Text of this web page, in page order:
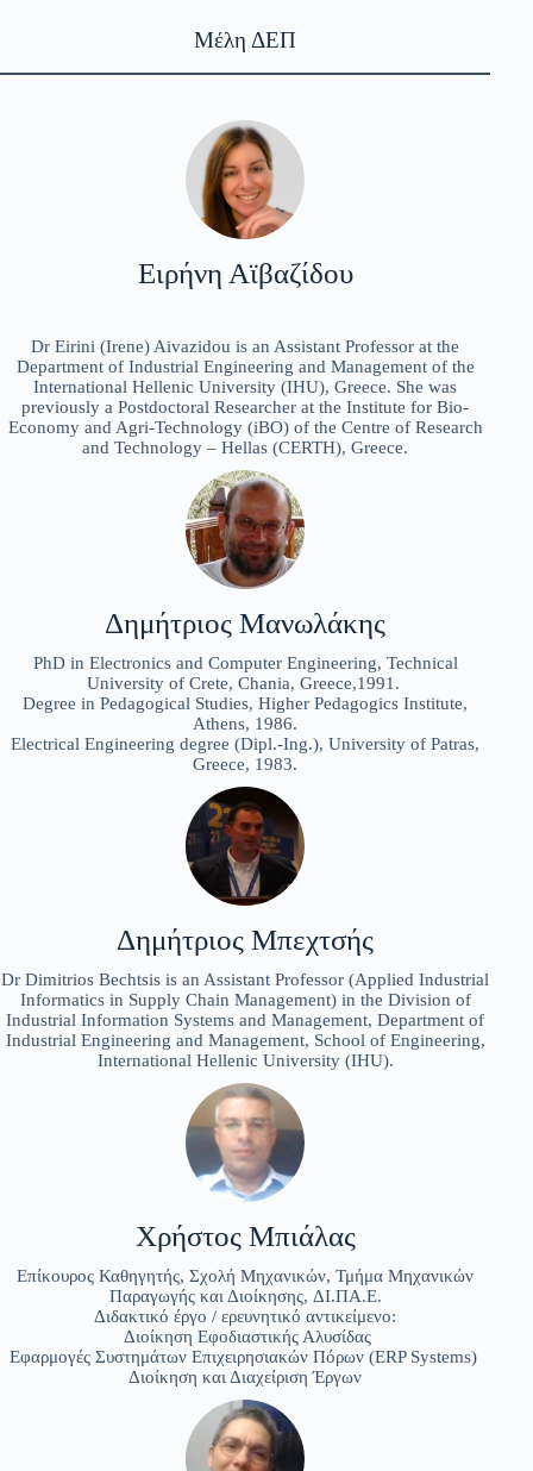
Μέλη ΔΕΠ
Ειρήνη Αϊβαζίδου
Dr Eirini (Irene) Aivazidou is an Assistant Professor at the
Department of Industrial Engineering and Management of the
International Hellenic University (IHU), Greece. She was
previously a Postdoctoral Researcher at the Institute for Bio-
Economy and Agri-Technology (iBO) of the Centre of Research
and Technology – Hellas (CERTH), Greece.
Δημήτριος Μανωλάκης
PhD in Electronics and Computer Engineering, Technical
University of Crete, Chania, Greece,1991.
Degree in Pedagogical Studies, Higher Pedagogics Institute,
Athens, 1986.
Electrical Engineering degree (Dipl.-Ing.), University of Patras,
Greece, 1983.
Δημήτριος Μπεχτσής
Dr Dimitrios Bechtsis is an Assistant Professor (Applied Industrial
Informatics in Supply Chain Management) in the Division of
Industrial Information Systems and Management, Department of
Industrial Engineering and Management, School of Engineering,
International Hellenic University (IHU).
Χρήστος Μπιάλας
Επίκουρος Καθηγητής, Σχολή Μηχανικών, Τμήμα Μηχανικών
Παραγωγής και Διοίκησης, ΔΙ.ΠΑ.Ε.
Διδακτικό έργο / ερευνητικό αντικείμενο:
Διοίκηση Εφοδιαστικής Αλυσίδας
Εφαρμογές Συστημάτων Επιχειρησιακών Πόρων (ERP Systems)
Διοίκηση και Διαχείριση Έργων